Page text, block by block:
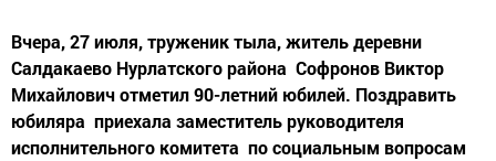
Вчера, 27 июля, труженик тыла, житель деревни
Салдакаево Нурлатского района Софронов Виктор
Михайлович отметил 90-летний юбилей. Поздравить
юбиляра приехала заместитель руководителя
исполнительного комитета по социальным вопросам